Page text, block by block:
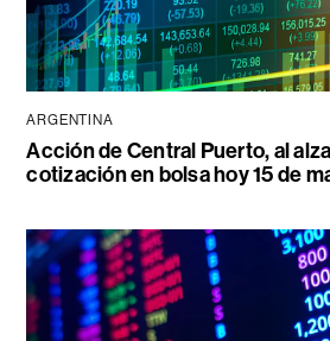
ARGENTINA
Acción de Central Puerto, al
cotización en bolsa hoy 15 de